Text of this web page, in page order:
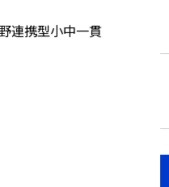
野連携型小中一貫